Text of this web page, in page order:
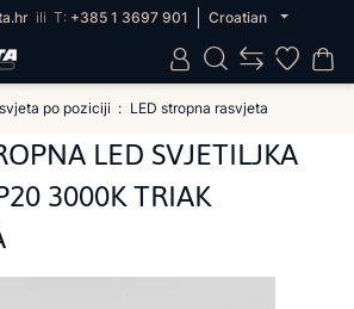
ili T: +385 1 3697 901 Croatian
po poziciji LED stropna rasvjeta
LED SVJETILJKA
3000K TRIAK